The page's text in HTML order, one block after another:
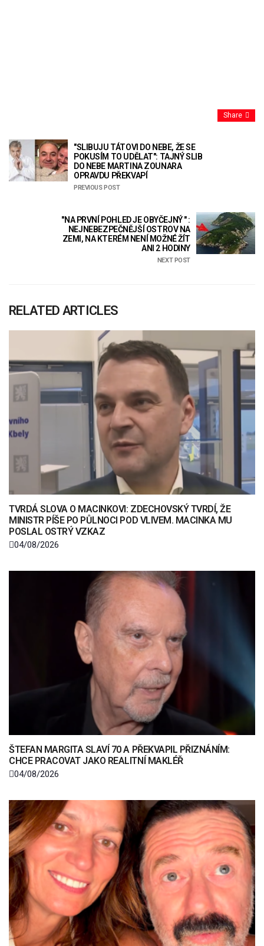
Share
"SLIBUJU TÁTOVI DO NEBE, ŽE SE
POKUSÍM TO UDĚLAT": TAJNÝ SLIB
DO NEBE MARTINA ZOUNARA
OPRAVDU PŘEKVAPÍ
PREVIOUS POST
"NA PRVNÍ POHLED JE OBYČEJNÝ " :
NEJNEBEZPEČNĚJŠÍ OSTROV NA
ZEMI, NA KTERÉM NENÍ MOŽNÉ ŽÍT
ANI 2 HODINY
NEXT POST
RELATED ARTICLES
TVRDÁ SLOVA O MACINKOVI: ZDECHOVSKÝ TVRDÍ, ŽE
MINISTR PÍŠE PO PŮLNOCI POD VLIVEM. MACINKA MU
POSLAL OSTRÝ VZKAZ
04/08/2026
ŠTEFAN MARGITA SLAVÍ 70 A PŘEKVAPIL PŘIZNÁNÍM:
CHCE PRACOVAT JAKO REALITNÍ MAKLÉŘ
04/08/2026